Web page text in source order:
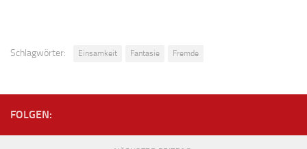
Schlagwörter: Einsamkeit Fantasie Fremde
FOLGEN: